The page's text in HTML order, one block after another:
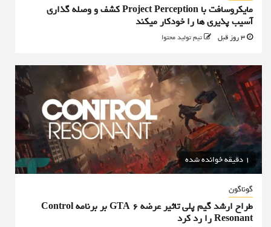
مایکروسافت با Project Perception کشف و وصله گذاری
آسیب پذیری ها را خودکار میکند
تیم تولید محتوا
1 دقیقه خوانده شده
گوناگون
طراح ارشد گیم پلی تاثیر عرضه GTA 6 بر برنامه Control
Resonant را رد کرد